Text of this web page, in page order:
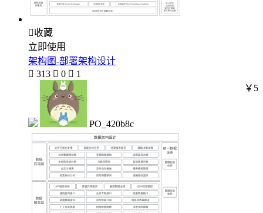
收藏
立即使用
架构图-部署架构设计
 313  0  1
PO_420b8c
￥5